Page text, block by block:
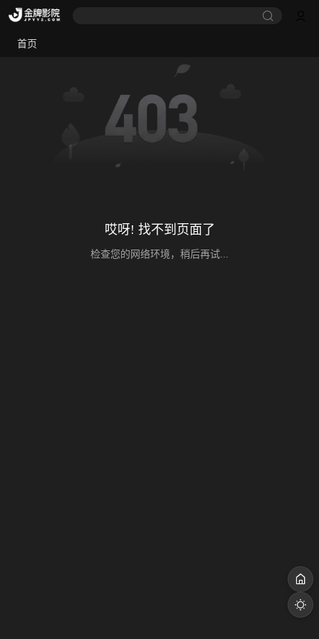
首页
哎呀! 找不到页面了
检查您的网络环境，稍后再试...